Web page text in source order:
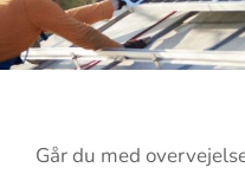
Går du med